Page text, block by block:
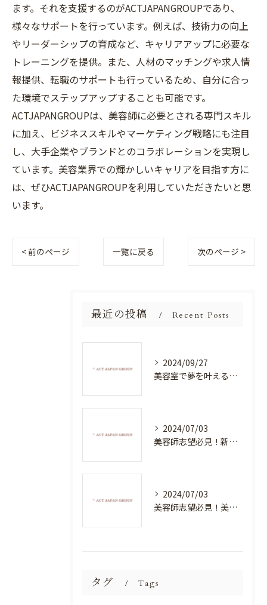
ます。それを支援するのがACTJAPANGROUPであり、
様々なサポートを行っています。例えば、技術力の向上
やリーダーシップの育成など、キャリアアップに必要な
トレーニングを提供。また、人材のマッチングや求人情
報提供、転職のサポートも行っているため、自分に合っ
た環境でステップアップすることも可能です。
ACTJAPANGROUPは、美容師に必要とされる専門スキル
に加え、ビジネススキルやマーケティング戦略にも注目
し、大手企業やブランドとのコラボレーションを実現し
ています。美容業界での輝かしいキャリアを目指す方に
は、ぜひACTJAPANGROUPを利用していただきたいと思
います。
< 前のページ 一覧に戻る 次のページ >
最近の投稿 Recent Posts
2024/09/27
美容室で夢を叶える！自分を磨く新たなチャンス
2024/07/03
美容師志望必見！新たな価値を創造する美容室でハイレベルな技術を学べる環境
2024/07/03
美容師志望必見！美容室NEWSTANDARDで最高のスキルアップを目指そう！
タグ Tags